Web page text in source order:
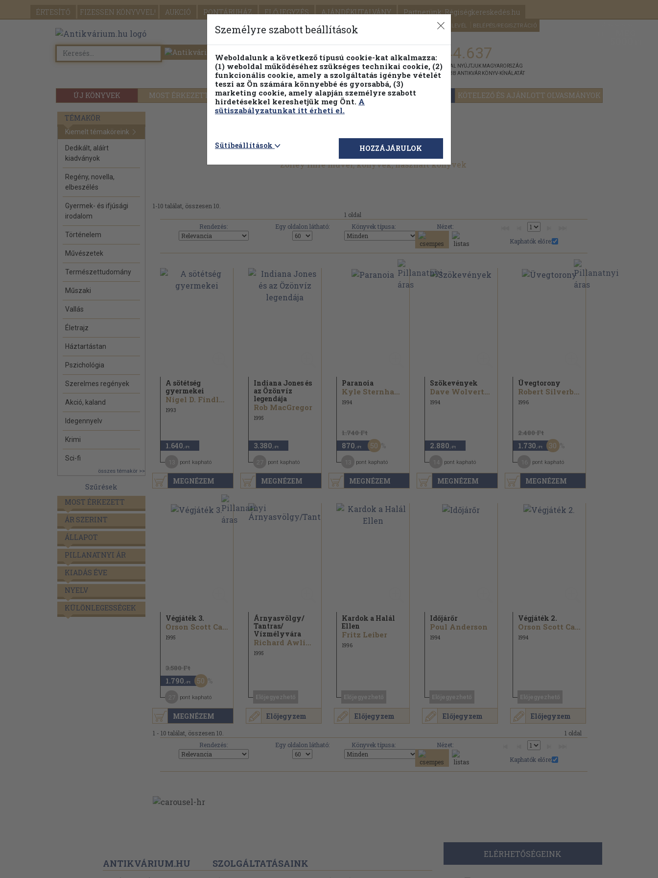
ÉRTESÍTŐ FIZESSEN KÖNYVVEL! AUKCIÓ PONTÁRUHÁZ ELŐJEGYZÉS AJÁNDÉKUTALVÁNY Partnerünk: Régiségkereskedés.hu
SEGÍTSÉG HÍRLEVÉL BELÉPÉS/REGISZTRÁCIÓ
ÚJ KÖNYVEK MOST ÉRKEZETT PILLANATNYI ÁRAINK FENNTARTHATÓ OLVASMÁNYOK KÖTELEZŐ ÉS AJÁNLOTT OLVASMÁNYOK
Részletes kereső Témaköri fa 1.144.637
KIADVÁNNYAL NYÚJTJUK MAGYARORSZÁG
LEGNAGYOBB ANTIKVÁR KÖNYV-KÍNÁLATÁT
TÉMAKÖR
Kiemelt témaköreink
Dedikált, aláírt
kiadványok
Regény, novella,
elbeszélés
Gyermek- és ifjúsági
irodalom
Történelem
Művészetek
Természettudomány
Műszaki
Vallás
Életrajz
Háztartástan
Pszichológia
Szerelmes regények
Akció, kaland
Idegennyelv
Krimi
Sci-fi
összes témakör >>
Szűrések
MOST ÉRKEZETT
ÁR SZERINT
ÁLLAPOT
PILLANATNYI ÁR
KIADÁS ÉVE
NYELV
KÜLÖNLEGESSÉGEK
Zölley Imre művei, könyvek, használt könyvek
1-10 találat, összesen 10.
1 oldal
Rendezés:
Egy oldalon látható: Könyvek típusa:
Nézet:
Kaphatók előre:
MEGNÉZEM
A sötétség
gyermekei
Nigel D. Findley
1993
1.640 ,-Ft
pont kapható
MEGNÉZEM
Indiana Jones és
az Özönvíz
legendája
Rob MacGregor
1995
3.380 ,-Ft
pont kapható
MEGNÉZEM
Paranoia
Kyle Sternhagen
1994
1.740 Ft
870 ,-Ft 50
pont kapható
MEGNÉZEM
Szökevények
Dave Wolverton
1994
2.880 ,-Ft
pont kapható
MEGNÉZEM
Üvegtorony
Robert Silverberg
1996
2.480 Ft
1.730 ,-Ft 30
pont kapható
MEGNÉZEM
Végjáték 3.
Orson Scott Card
1995
3.580 Ft
1.790 ,-Ft 50
pont kapható
Előjegyzem
Árnyasvölgy/
Tantras/
Vízmélyvára
Richard Awlinson
1995
Előjegyzem
Kardok a Halál
Ellen
Fritz Leiber
1996
Előjegyzem
Időjárőr
Poul Anderson
1994
Előjegyzem
Végjáték 2.
Orson Scott Card
1994
1 - 10 találat, összesen 10.
1 oldal
Rendezés:
Egy oldalon látható: Könyvek típusa:
Nézet:
Kaphatók előre:
ANTIKVÁRIUM.HU SZOLGÁLTATÁSAINK
ELÉRHETŐSÉGEINK
Személyre szabott beállítások
Weboldalunk a következő típusú cookie-kat alkalmazza:
(1) weboldal működéséhez szükséges technikai cookie, (2)
funkcionális cookie, amely a szolgáltatás igénybe vételét
teszi az Ön számára könnyebbé és gyorsabbá, (3)
marketing cookie, amely alapján személyre szabott
hirdetésekkel kereshetjük meg Önt. A
sütiszabályzatunkat itt érheti el.
Sütibeállítások HOZZÁJÁRULOK